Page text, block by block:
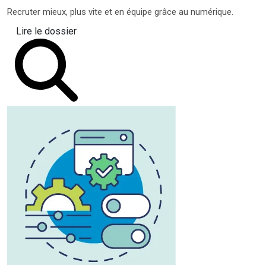
Recruter mieux, plus vite et en équipe grâce au numérique.
Lire le dossier